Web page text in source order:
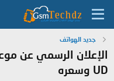
جديد الهواتف
UD وسعره